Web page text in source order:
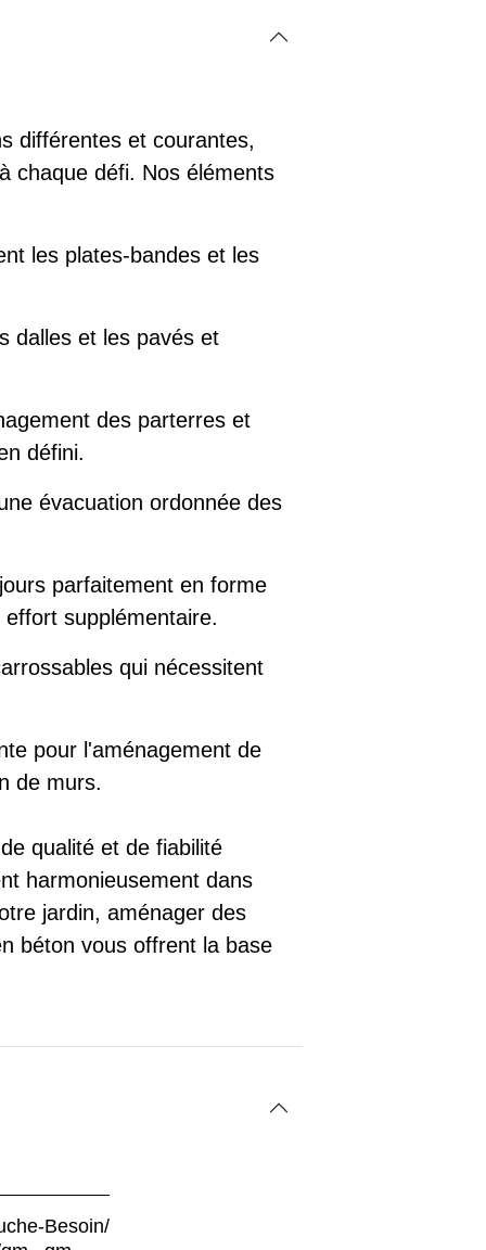
différentes et courantes,
chaque défi. Nos éléments
les plates-bandes et les
dalles et les pavés et
des parterres et
défini.
évacuation ordonnée des
parfaitement en forme
supplémentaire.
qui nécessitent
pour l'aménagement de
de murs.
qualité et de fiabilité
harmonieusement dans
jardin, aménager des
béton vous offrent la base
Besoin/